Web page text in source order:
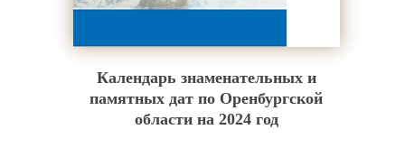
Календарь знаменательных и
памятных дат по Оренбургской
области на 2024 год